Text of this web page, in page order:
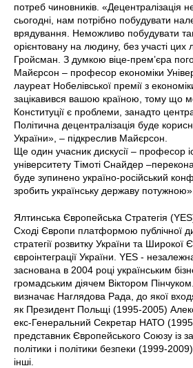
потреб чиновників. «Децентралізація
сьогодні, нам потрібно побудувати
врядування. Неможливо побудувати
орієнтовану на людину, без участі
Гройсман. З думкою віце-прем’єра
Майєрсон – професор економіки
лауреат Нобелівської премії з
зацікавився вашою країною, тому що
Конституції є проблеми, занадто
Політична децентралізація буде
України», – підкреслив Майєрсон.
Ще один учасник дискусії – професор
університету Тімоті Снайдер
буде зупинено україно-російський
зробить українську державу потужною».
Ялтинська Європейська Стратегія
Сході Європи платформою публічної
стратегії розвитку України та Широкої
євроінтеграції України. YES -
заснована в 2004 році українським
громадським діячем Віктором Пінчуком.
визначає Наглядова Рада, до якої
як Президент Польщі (1995-2005)
екс-Генеральний Секретар НАТО
представник Європейського Союзу із
політики і політики безпеки (1999-
інші.